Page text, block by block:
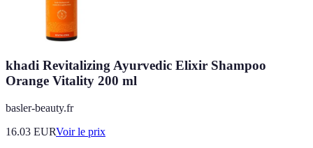
khadi Revitalizing Ayurvedic Elixir Shampoo
Orange Vitality 200 ml
basler-beauty.fr
16.03 EURVoir le prix